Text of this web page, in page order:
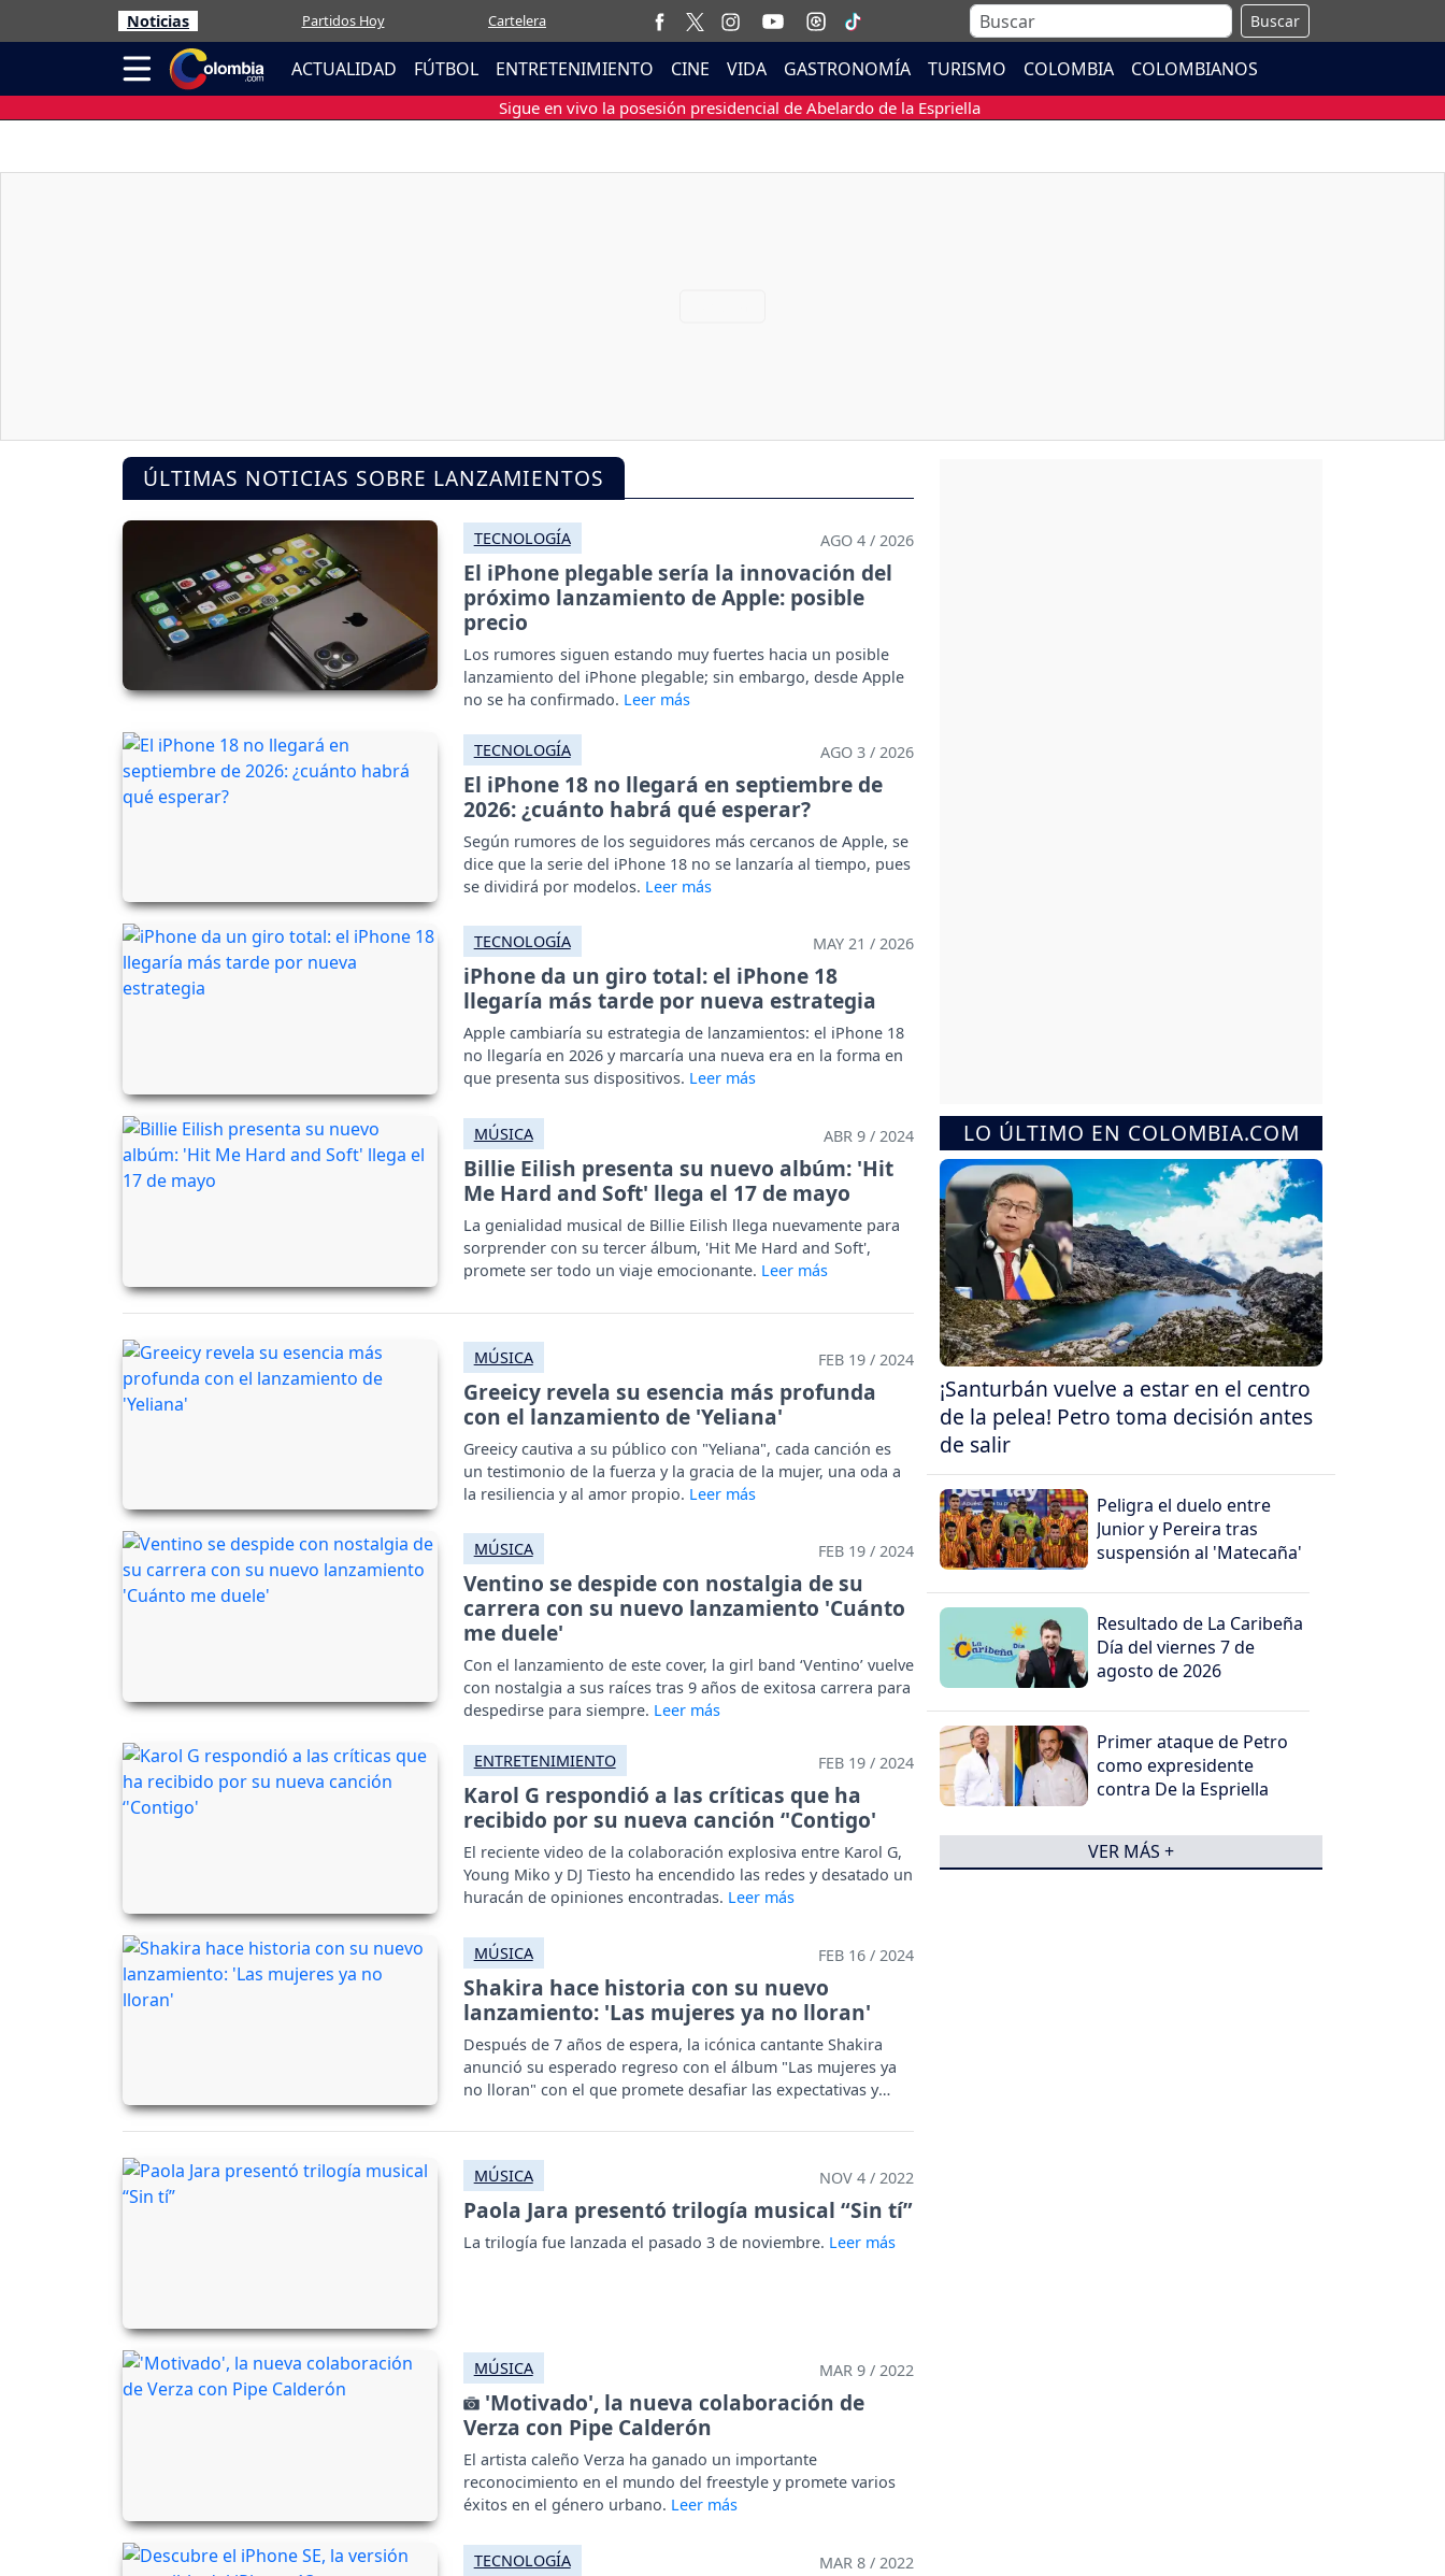
Noticias Partidos Hoy Cartelera Buscar
ACTUALIDAD FÚTBOL ENTRETENIMIENTO CINE VIDA GASTRONOMÍA TURISMO COLOMBIA COLOMBIANOS
Sigue en vivo la posesión presidencial de Abelardo de la Espriella
ÚLTIMAS NOTICIAS SOBRE LANZAMIENTOS
TECNOLOGÍA AGO 4 / 2026
El iPhone plegable sería la innovación del
próximo lanzamiento de Apple: posible
precio
Los rumores siguen estando muy fuertes hacia un posible
lanzamiento del iPhone plegable; sin embargo, desde Apple
no se ha confirmado.
TECNOLOGÍA AGO 3 / 2026
El iPhone 18 no llegará en septiembre de
2026: ¿cuánto habrá qué esperar?
Según rumores de los seguidores más cercanos de Apple, se
dice que la serie del iPhone 18 no se lanzaría al tiempo, pues
se dividirá por modelos.
TECNOLOGÍA MAY 21 / 2026
iPhone da un giro total: el iPhone 18
llegaría más tarde por nueva estrategia
Apple cambiaría su estrategia de lanzamientos: el iPhone 18
no llegaría en 2026 y marcaría una nueva era en la forma en
que presenta sus dispositivos.
MÚSICA ABR 9 / 2024
Billie Eilish presenta su nuevo albúm: 'Hit
Me Hard and Soft' llega el 17 de mayo
La genialidad musical de Billie Eilish llega nuevamente para
sorprender con su tercer álbum, 'Hit Me Hard and Soft',
promete ser todo un viaje emocionante.
MÚSICA FEB 19 / 2024
Greeicy revela su esencia más profunda
con el lanzamiento de 'Yeliana'
Greeicy cautiva a su público con "Yeliana", cada canción es
un testimonio de la fuerza y la gracia de la mujer, una oda a
la resiliencia y al amor propio.
MÚSICA FEB 19 / 2024
Ventino se despide con nostalgia de su
carrera con su nuevo lanzamiento 'Cuánto
me duele'
Con el lanzamiento de este cover, la girl band ‘Ventino’ vuelve
con nostalgia a sus raíces tras 9 años de exitosa carrera para
despedirse para siempre.
ENTRETENIMIENTO FEB 19 / 2024
Karol G respondió a las críticas que ha
recibido por su nueva canción ‘'Contigo'
El reciente video de la colaboración explosiva entre Karol G,
Young Miko y DJ Tiesto ha encendido las redes y desatado un
huracán de opiniones encontradas.
MÚSICA FEB 16 / 2024
Shakira hace historia con su nuevo
lanzamiento: 'Las mujeres ya no lloran'
Después de 7 años de espera, la icónica cantante Shakira
anunció su esperado regreso con el álbum "Las mujeres ya
no lloran" con el que promete desafiar las expectativas y
MÚSICA NOV 4 / 2022
Paola Jara presentó trilogía musical “Sin tí”
La trilogía fue lanzada el pasado 3 de noviembre.
MÚSICA MAR 9 / 2022
'Motivado', la nueva colaboración de
Verza con Pipe Calderón
El artista caleño Verza ha ganado un importante
reconocimiento en el mundo del freestyle y promete varios
éxitos en el género urbano.
TECNOLOGÍA MAR 8 / 2022
LO ÚLTIMO EN COLOMBIA.COM
¡Santurbán vuelve a estar en el centro
de la pelea! Petro toma decisión antes
de salir
Peligra el duelo entre
Junior y Pereira tras
suspensión al 'Matecaña'
Resultado de La Caribeña
Día del viernes 7 de
agosto de 2026
Primer ataque de Petro
como expresidente
contra De la Espriella
VER MÁS +